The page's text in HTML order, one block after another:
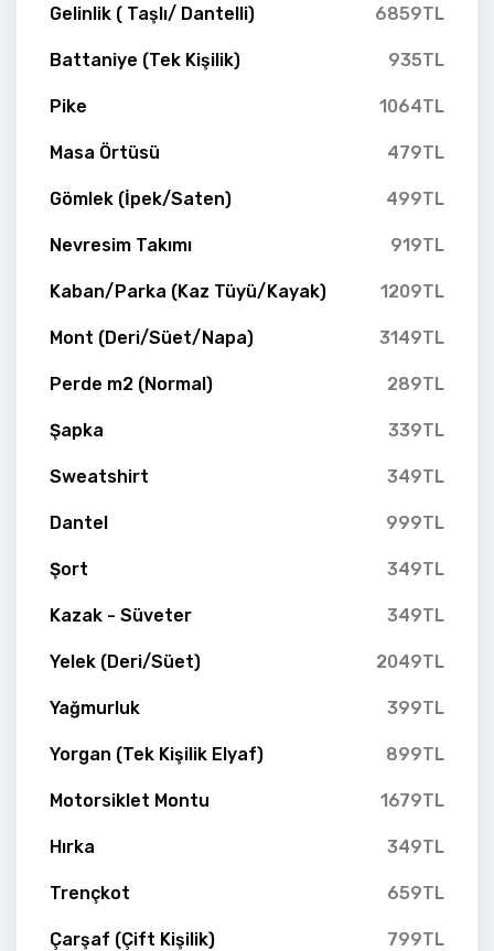
Gelinlik ( Taşlı/ Dantelli) 6859TL
Battaniye (Tek Kişilik) 935TL
Pike 1064TL
Masa Örtüsü 479TL
Gömlek (İpek/Saten) 499TL
Nevresim Takımı 919TL
Kaban/Parka (Kaz Tüyü/Kayak) 1209TL
Mont (Deri/Süet/Napa) 3149TL
Perde m2 (Normal) 289TL
Şapka 339TL
Sweatshirt 349TL
Dantel 999TL
Şort 349TL
Kazak - Süveter 349TL
Yelek (Deri/Süet) 2049TL
Yağmurluk 399TL
Yorgan (Tek Kişilik Elyaf) 899TL
Motorsiklet Montu 1679TL
Hırka 349TL
Trençkot 659TL
Çarşaf (Çift Kişilik) 799TL